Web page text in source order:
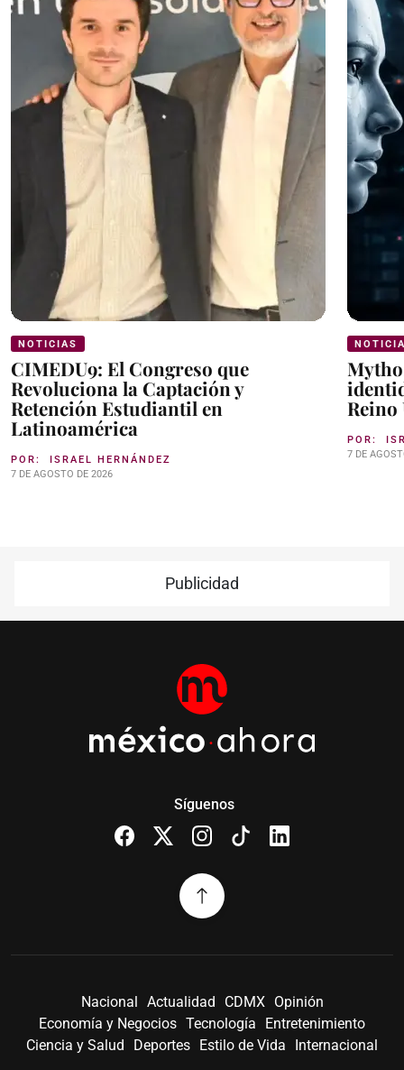
NOTICIAS
CIMEDU9: El Congreso que
Revoluciona la Captación y
Retención Estudiantil en
Latinoamérica
POR: ISRAEL HERNÁNDEZ
7 DE AGOSTO DE 2026
Reino
POR:
7 DE
Publicidad
Síguenos
Nacional Actualidad CDMX
Opinión
Economía y Negocios Tecnología
Entretenimiento
Ciencia y Salud
Deportes Estilo de Vida Internacional